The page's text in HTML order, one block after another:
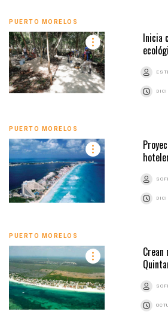
PUERTO MORELOS
Inicia
PUERTO MORELOS
PUERTO MORELOS
Crean